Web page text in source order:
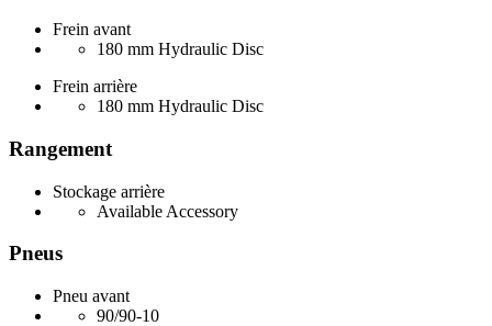
Frein avant
180 mm Hydraulic Disc
Frein arrière
180 mm Hydraulic Disc
Rangement
Stockage arrière
Available Accessory
Pneus
Pneu avant
90/90-10